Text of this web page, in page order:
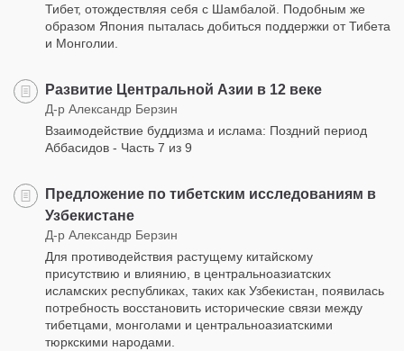
Тибет, отождествляя себя с Шамбалой. Подобным же
образом Япония пыталась добиться поддержки от Тибета
и Монголии.
Развитие Центральной Азии в 12 веке
Д-р Александр Берзин
Взаимодействие буддизма и ислама: Поздний период
Аббасидов - Часть 7 из 9
Предложение по тибетским исследованиям в
Узбекистане
Д-р Александр Берзин
Для противодействия растущему китайскому
присутствию и влиянию, в центральноазиатских
исламских республиках, таких как Узбекистан, появилась
потребность восстановить исторические связи между
тибетцами, монголами и центральноазиатскими
тюркскими народами.